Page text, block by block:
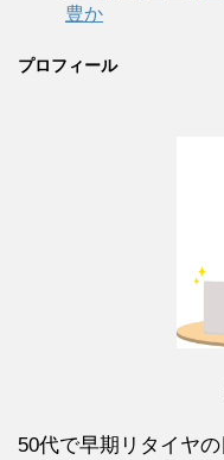
豊か
プロフィール
50代で早期リタイヤ